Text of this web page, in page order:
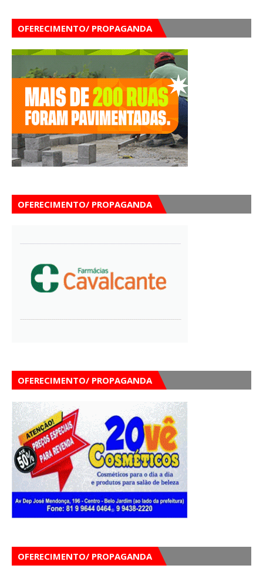
OFERECIMENTO/ PROPAGANDA
OFERECIMENTO/ PROPAGANDA
OFERECIMENTO/ PROPAGANDA
OFERECIMENTO/ PROPAGANDA